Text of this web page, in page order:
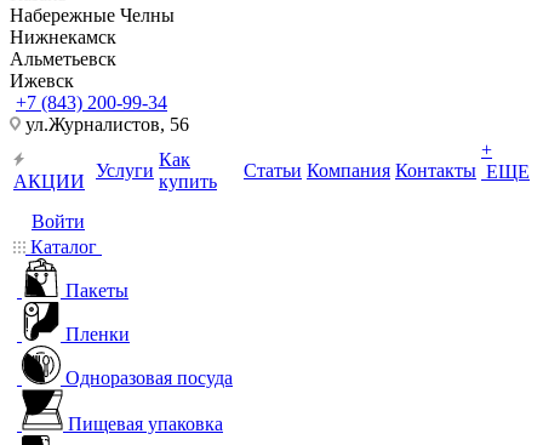
Набережные Челны
Нижнекамск
Альметьевск
Ижевск
+7 (843) 200-99-34
ул.Журналистов, 56
АКЦИИ
Услуги
Как
купить
Статьи Компания Контакты
+
ЕЩЕ
Войти
Каталог
Пакеты
Пленки
Одноразовая посуда
Пищевая упаковка